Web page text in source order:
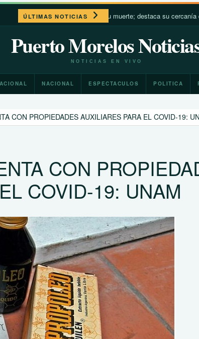
ÚLTIMAS NOTICIAS
a un año de su muerte; destaca su cercanía con los más
Puerto Morelos
NOTICIAS EN VIVO
NACIONAL ESPECTACULOS POLITICA
CON PROPIEDADES AUXILIARES PARA EL COVID-19:
CON
COVID-19: UNAM